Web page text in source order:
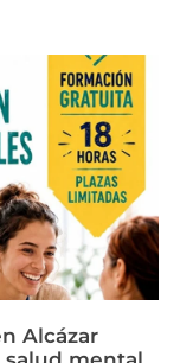
Alcázar